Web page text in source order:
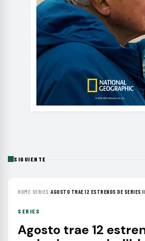
SIGUIENTE
HOME› SERIES ›AGOSTO TRAE 12 ESTRENOS DE SERIES
SERIES
Agosto trae 12